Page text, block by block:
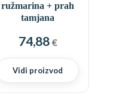
ružmarina + prah
tamjana
74,88 €
Vidi proizvod